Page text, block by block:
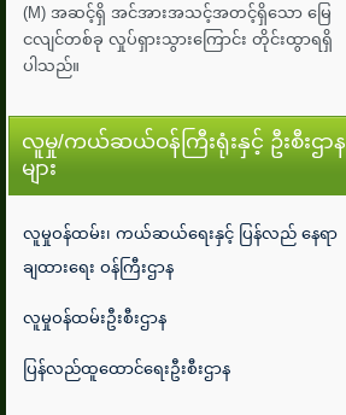
(M) အဆင့်ရှိ အင်အားအသင့်အတင့်ရှိသော မြေ
ငလျင်တစ်ခု လှုပ်ရှားသွားကြောင်း တိုင်းထွာရရှိ
ပါသည်။
လူမှု/ကယ်ဆယ်ဝန်ကြီးရုံးနှင့် ဦးစီးဌာန
များ
လူမှုဝန်ထမ်း၊ ကယ်ဆယ်ရေးနှင့် ပြန်လည် နေရာ
ချထားရေး ဝန်ကြီးဌာန
လူမှုဝန်ထမ်းဦးစီးဌာန
ပြန်လည်ထူထောင်ရေးဦးစီးဌာန